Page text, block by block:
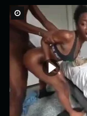
Watch Later